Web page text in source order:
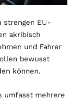
strengen EU-
akribisch
und Fahrer
bewusst
können.
umfasst mehrere